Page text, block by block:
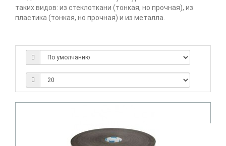
таких видов: из стеклоткани (тонкая, но прочная), из
пластика (тонкая, но прочная) и из металла.